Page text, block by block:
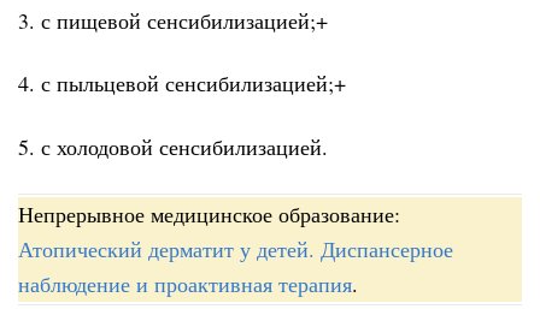
3. с пищевой сенсибилизацией;+
4. с пыльцевой сенсибилизацией;+
5. с холодовой сенсибилизацией.
Непрерывное медицинское образование:
Атопический дерматит у детей. Диспансерное
наблюдение и проактивная терапия.